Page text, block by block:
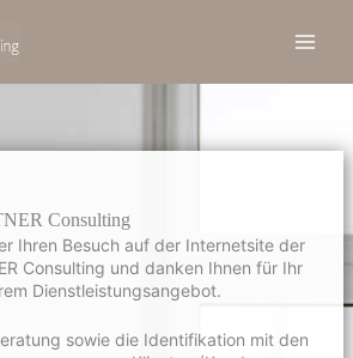
Consulting
Ihren Besuch auf der Internetsite der
Consulting und danken Ihnen für Ihr
Dienstleistungsangebot.
sowie die Identifikation mit den